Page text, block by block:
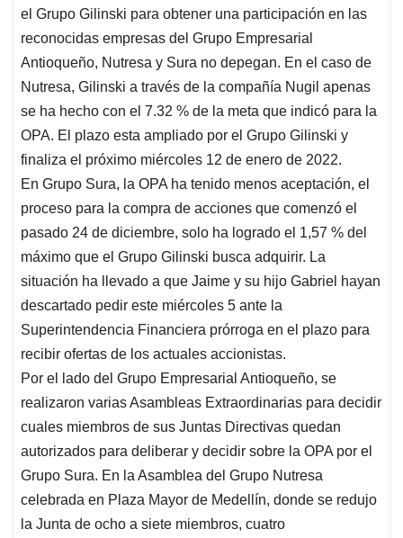
t
s
p
e
b
o
k
k
e
n
i
l
e
a
el Grupo Gilinski para obtener una participación en las
reconocidas empresas del Grupo Empresarial
Antioqueño, Nutresa y Sura no depegan. En el caso de
Nutresa, Gilinski a través de la compañía Nugil apenas
se ha hecho con el 7.32 % de la meta que indicó para la
OPA. El plazo esta ampliado por el Grupo Gilinski y
finaliza el próximo miércoles 12 de enero de 2022.
En Grupo Sura, la OPA ha tenido menos aceptación, el
proceso para la compra de acciones que comenzó el
pasado 24 de diciembre, solo ha logrado el 1,57 % del
máximo que el Grupo Gilinski busca adquirir. La
situación ha llevado a que Jaime y su hijo Gabriel hayan
descartado pedir este miércoles 5 ante la
Superintendencia Financiera prórroga en el plazo para
recibir ofertas de los actuales accionistas.
Por el lado del Grupo Empresarial Antioqueño, se
realizaron varias Asambleas Extraordinarias para decidir
cuales miembros de sus Juntas Directivas quedan
autorizados para deliberar y decidir sobre la OPA por el
Grupo Sura. En la Asamblea del Grupo Nutresa
celebrada en Plaza Mayor de Medellín, donde se redujo
la Junta de ocho a siete miembros, cuatro